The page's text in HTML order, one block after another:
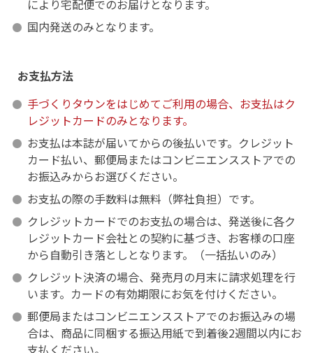
により宅配便でのお届けとなります。
国内発送のみとなります。
お支払方法
手づくりタウンをはじめてご利用の場合、お支払はク
レジットカードのみとなります。
お支払は本誌が届いてからの後払いです。クレジット
カード払い、郵便局またはコンビニエンスストアでの
お振込みからお選びください。
お支払の際の手数料は無料（弊社負担）です。
クレジットカードでのお支払の場合は、発送後に各ク
レジットカード会社との契約に基づき、お客様の口座
から自動引き落としとなります。（一括払いのみ）
クレジット決済の場合、発売月の月末に請求処理を行
います。カードの有効期限にお気を付けください。
郵便局またはコンビニエンスストアでのお振込みの場
合は、商品に同梱する振込用紙で到着後2週間以内にお